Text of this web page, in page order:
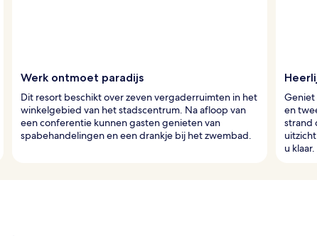
Werk ontmoet paradijs
Dit resort beschikt over zeven vergaderruimten in het
winkelgebied van het stadscentrum. Na afloop van
een conferentie kunnen gasten genieten van
spabehandelingen en een drankje bij het zwembad.
Geniet
en
strand
u klaar.